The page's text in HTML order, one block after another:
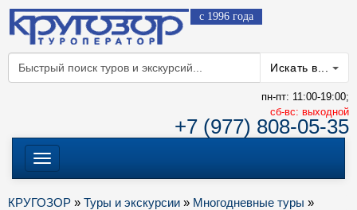
с 1996 года
Искать в...
пн-пт: 11:00-19:00;
cб-вс: выходной
+7 (977) 808-05-35
Меню
КРУГОЗОР » Туры и экскурсии » Многодневные туры »